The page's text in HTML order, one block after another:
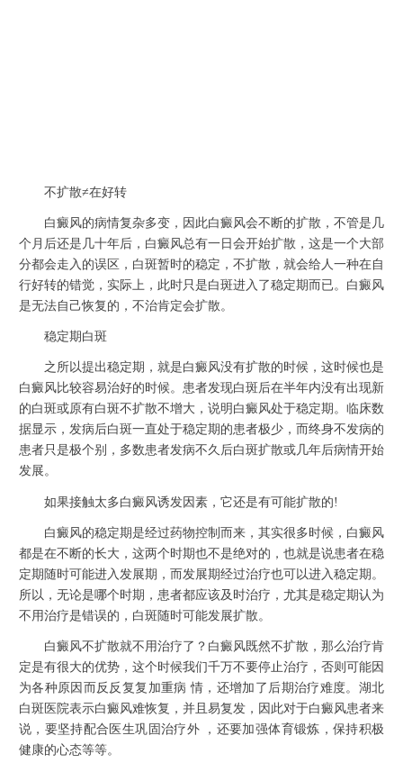
不扩散≠在好转
白癜风的病情复杂多变，因此白癜风会不断的扩散，不管是几
个月后还是几十年后，白癜风总有一日会开始扩散，这是一个大部
分都会走入的误区，白斑暂时的稳定，不扩散，就会给人一种在自
行好转的错觉，实际上，此时只是白斑进入了稳定期而已。白癜风
是无法自己恢复的，不治肯定会扩散。
稳定期白斑
之所以提出稳定期，就是白癜风没有扩散的时候，这时候也是
白癜风比较容易治好的时候。患者发现白斑后在半年内没有出现新
的白斑或原有白斑不扩散不增大，说明白癜风处于稳定期。临床数
据显示，发病后白斑一直处于稳定期的患者极少，而终身不发病的
患者只是极个别，多数患者发病不久后白斑扩散或几年后病情开始
发展。
如果接触太多白癜风诱发因素，它还是有可能扩散的!
白癜风的稳定期是经过药物控制而来，其实很多时候，白癜风
都是在不断的长大，这两个时期也不是绝对的，也就是说患者在稳
定期随时可能进入发展期，而发展期经过治疗也可以进入稳定期。
所以，无论是哪个时期，患者都应该及时治疗，尤其是稳定期认为
不用治疗是错误的，白斑随时可能发展扩散。
白癜风不扩散就不用治疗了？白癜风既然不扩散，那么治疗肯
定是有很大的优势，这个时候我们千万不要停止治疗，否则可能因
为各种原因而反反复复加重病 情，还增加了后期治疗难度。湖北
白斑医院表示白癜风难恢复，并且易复发，因此对于白癜风患者来
说，要坚持配合医生巩固治疗外 ，还要加强体育锻炼，保持积极
健康的心态等等。